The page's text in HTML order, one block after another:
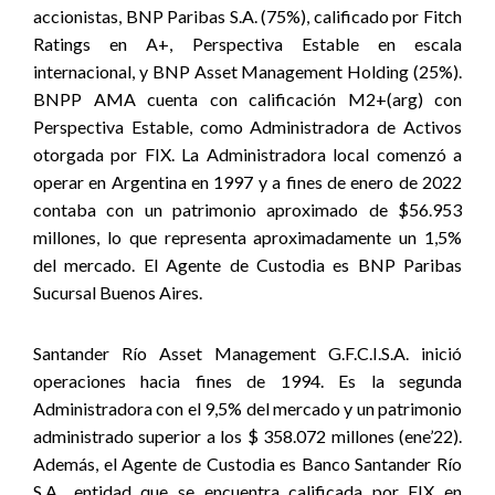
accionistas, BNP Paribas S.A. (75%), calificado por Fitch
Ratings en A+, Perspectiva Estable en escala
internacional, y BNP Asset Management Holding (25%).
BNPP AMA cuenta con calificación M2+(arg) con
Perspectiva Estable, como Administradora de Activos
otorgada por FIX. La Administradora local comenzó a
operar en Argentina en 1997 y a fines de enero de 2022
contaba con un patrimonio aproximado de $56.953
millones, lo que representa aproximadamente un 1,5%
del mercado. El Agente de Custodia es BNP Paribas
Sucursal Buenos Aires.
Santander Río Asset Management G.F.C.I.S.A. inició
operaciones hacia fines de 1994. Es la segunda
Administradora con el 9,5% del mercado y un patrimonio
administrado superior a los $ 358.072 millones (ene’22).
Además, el Agente de Custodia es Banco Santander Río